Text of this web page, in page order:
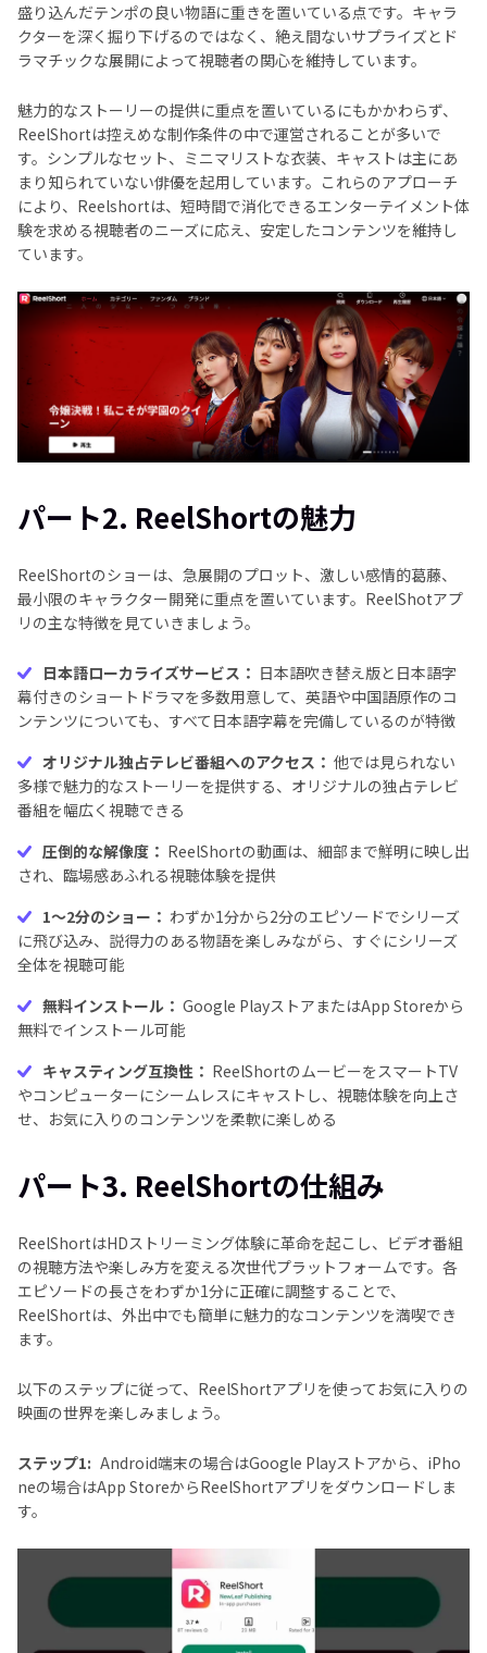
盛り込んだテンポの良い物語に重きを置いている点です。キャラ
クターを深く掘り下げるのではなく、絶え間ないサプライズとド
ラマチックな展開によって視聴者の関心を維持しています。
魅力的なストーリーの提供に重点を置いているにもかかわらず、
ReelShortは控えめな制作条件の中で運営されることが多いで
す。シンプルなセット、ミニマリストな衣装、キャストは主にあ
まり知られていない俳優を起用しています。これらのアプローチ
により、Reelshortは、短時間で消化できるエンターテイメント体
験を求める視聴者のニーズに応え、安定したコンテンツを維持し
ています。
パート2. ReelShortの魅力
ReelShortのショーは、急展開のプロット、激しい感情的葛藤、
最小限のキャラクター開発に重点を置いています。ReelShotアプ
リの主な特徴を見ていきましょう。
日本語ローカライズサービス： 日本語吹き替え版と日本語字
幕付きのショートドラマを多数用意して、英語や中国語原作のコ
ンテンツについても、すべて日本語字幕を完備しているのが特徴
オリジナル独占テレビ番組へのアクセス： 他では見られない
多様で魅力的なストーリーを提供する、オリジナルの独占テレビ
番組を幅広く視聴できる
圧倒的な解像度： ReelShortの動画は、細部まで鮮明に映し出
され、臨場感あふれる視聴体験を提供
1～2分のショー： わずか1分から2分のエピソードでシリーズ
に飛び込み、説得力のある物語を楽しみながら、すぐにシリーズ
全体を視聴可能
無料インストール： Google PlayストアまたはApp Storeから
無料でインストール可能
キャスティング互換性： ReelShortのムービーをスマートTV
やコンピューターにシームレスにキャストし、視聴体験を向上さ
せ、お気に入りのコンテンツを柔軟に楽しめる
パート3. ReelShortの仕組み
ReelShortはHDストリーミング体験に革命を起こし、ビデオ番組
の視聴方法や楽しみ方を変える次世代プラットフォームです。各
エピソードの長さをわずか1分に正確に調整することで、
ReelShortは、外出中でも簡単に魅力的なコンテンツを満喫でき
ます。
以下のステップに従って、ReelShortアプリを使ってお気に入りの
映画の世界を楽しみましょう。
ステップ1: Android端末の場合はGoogle Playストアから、iPho
neの場合はApp StoreからReelShortアプリをダウンロードしま
す。